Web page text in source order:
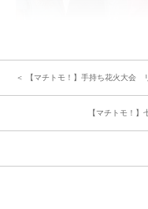
夕暮れが近づくと、いよいよ
＜ 【マチトモ！】手持ち花火大会
【マチトモ！